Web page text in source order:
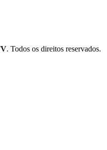
. Todos os direitos reservados.